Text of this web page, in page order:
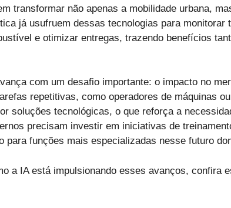
transformar não apenas a mobilidade urbana,
já usufruem dessas tecnologias para monitorar
e otimizar entregas, trazendo benefícios
com um desafio importante: o impacto no
repetitivas, como operadores de máquinas
soluções tecnológicas, o que reforça a
precisam investir em iniciativas de
para funções mais especializadas nesse futuro
a IA está impulsionando esses avanços, confira